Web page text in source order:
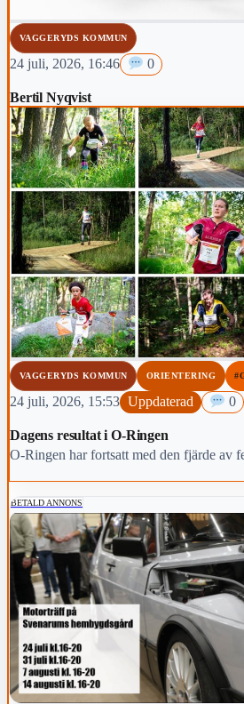
VAGGERYDS KOMMUN
24 juli, 2026, 16:46 0
Bertil Nyqvist
VAGGERYDS KOMMUN ORIENTERING
24 juli, 2026, 15:53 Uppdaterad 0
Dagens resultat i O-Ringen
O-Ringen har fortsatt med den fjärde av
BETALD ANNONS